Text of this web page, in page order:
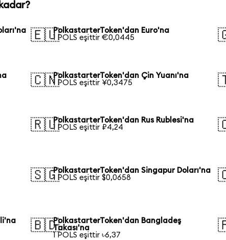
🇪🇺PolkastarterToken'dan Euro'na
1 POLS eşittir €0,0445
🇨🇳PolkastarterToken'dan Çin Yuanı'na
1 POLS eşittir ¥0,3475
🇷🇺PolkastarterToken'dan Rus Rublesi'na
1 POLS eşittir ₽4,24
🇸🇬PolkastarterToken'dan Singapur Doları'na
1 POLS eşittir $0,0658
🇧🇩PolkastarterToken'dan Bangladeş
Takası'na
1 POLS eşittir ৳6,37